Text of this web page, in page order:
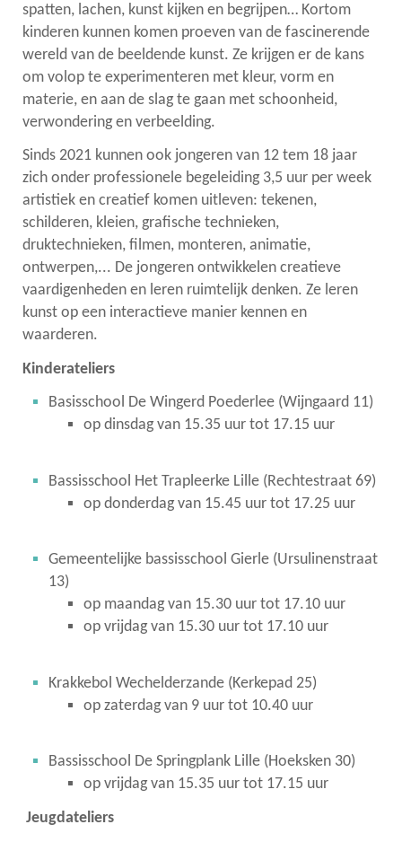
spatten, lachen, kunst kijken en begrijpen… Kortom
kinderen kunnen komen proeven van de fascinerende
wereld van de beeldende kunst. Ze krijgen er de kans
om volop te experimenteren met kleur, vorm en
materie, en aan de slag te gaan met schoonheid,
verwondering en verbeelding.
Sinds 2021 kunnen ook jongeren van 12 tem 18 jaar
zich onder professionele begeleiding 3,5 uur per week
artistiek en creatief komen uitleven: tekenen,
schilderen, kleien, grafische technieken,
druktechnieken, filmen, monteren, animatie,
ontwerpen,... De jongeren ontwikkelen creatieve
vaardigenheden en leren ruimtelijk denken. Ze leren
kunst op een interactieve manier kennen en
waarderen.
Kinderateliers
Basisschool De Wingerd Poederlee (Wijngaard 11)
op dinsdag van 15.35 uur tot 17.15 uur
Bassisschool Het Trapleerke Lille (Rechtestraat 69)
op donderdag van 15.45 uur tot 17.25 uur
Gemeentelijke bassisschool Gierle (Ursulinenstraat
13)
op maandag van 15.30 uur tot 17.10 uur
op vrijdag van 15.30 uur tot 17.10 uur
Krakkebol Wechelderzande (Kerkepad 25)
op zaterdag van 9 uur tot 10.40 uur
Bassisschool De Springplank Lille (Hoeksken 30)
op vrijdag van 15.35 uur tot 17.15 uur
Jeugdateliers